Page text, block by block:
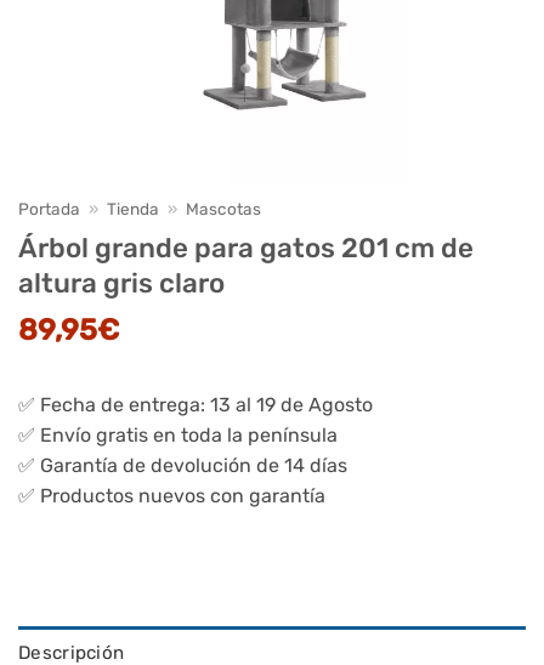
Portada » Tienda » Mascotas
Árbol grande para gatos 201 cm de
altura gris claro
89,95€
✅ Fecha de entrega: 13 al 19 de Agosto
✅ Envío gratis en toda la península
✅ Garantía de devolución de 14 días
✅ Productos nuevos con garantía
Descripción